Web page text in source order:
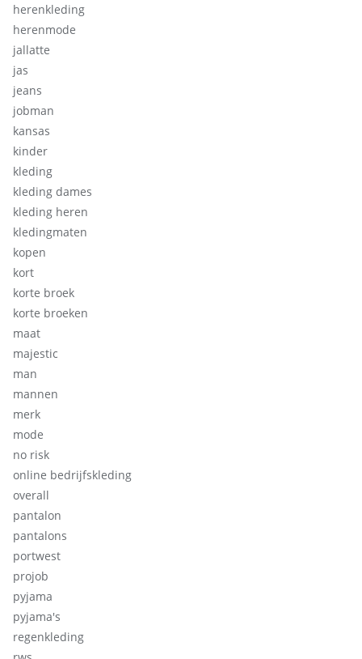
herenkleding
herenmode
jallatte
jas
jeans
jobman
kansas
kinder
kleding
kleding dames
kleding heren
kledingmaten
kopen
kort
korte broek
korte broeken
maat
majestic
man
mannen
merk
mode
no risk
online bedrijfskleding
overall
pantalon
pantalons
portwest
projob
pyjama
pyjama's
regenkleding